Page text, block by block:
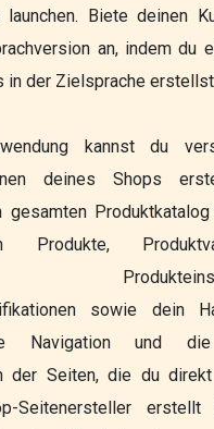
Biete deinen
an, indem du
in der Zielsprache
kannst du
deines Shops
gesamten
Produkte,
sowie dein
Navigation und
der Seiten, die du
Seitenersteller